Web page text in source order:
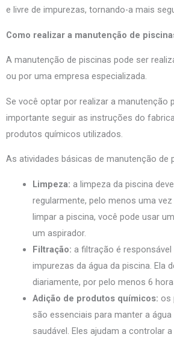
e livre de impurezas, tornando-a mais
Como realizar a manutenção de
A manutenção de piscinas pode ser
ou por uma empresa especializada.
Se você optar por realizar a manutenção
importante seguir as instruções do
produtos químicos utilizados.
As atividades básicas de manutenção de
Limpeza: a limpeza da piscina
regularmente, pelo menos uma
limpar a piscina, você pode usar
um aspirador.
Filtração: a filtração é
impurezas da água da piscina. Ela
diariamente, por pelo menos 6
Adição de produtos químicos: os
são essenciais para manter a
saudável. Eles ajudam a controlar